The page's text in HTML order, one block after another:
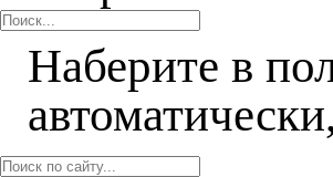
Наберите в